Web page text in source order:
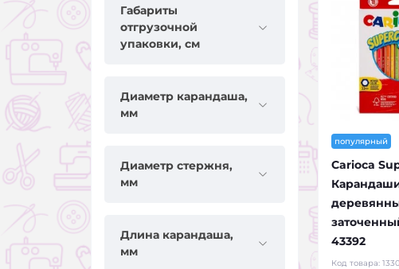
Габариты
отгрузочной
упаковки, см
Диаметр карандаша,
мм
Диаметр стержня,
мм
Длина карандаша,
мм
популярный
Carioca
43392
Код товара: